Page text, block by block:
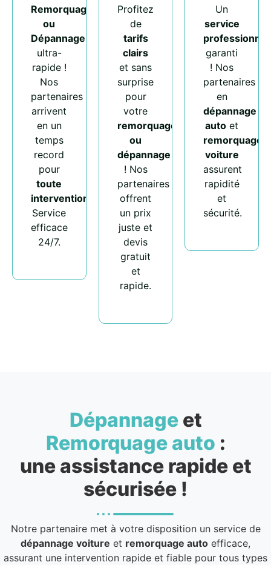
Remorquage
ou
Dépannage
ultra-
rapide !
Nos
partenaires
arrivent
en un
temps
record
pour
toute
intervention
Service
efficace
24/7.
Profitez
de
tarifs
clairs
et sans
surprise
pour
votre
remorquage
ou
dépannage
! Nos
partenaires
offrent
un prix
juste et
devis
gratuit
et
rapide.
Un
service
professionnel
garanti
! Nos
partenaires
en
dépannage
auto et
remorquage
voiture
assurent
rapidité
et
sécurité.
Dépannageet
Remorquage auto :
une assistance rapide et
sécurisée !
Notre partenaire met à votre disposition un service de
dépannage voiture et remorquage auto efficace,
assurant une intervention rapide et fiable pour tous types